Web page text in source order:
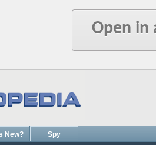
Open in
New? Spy